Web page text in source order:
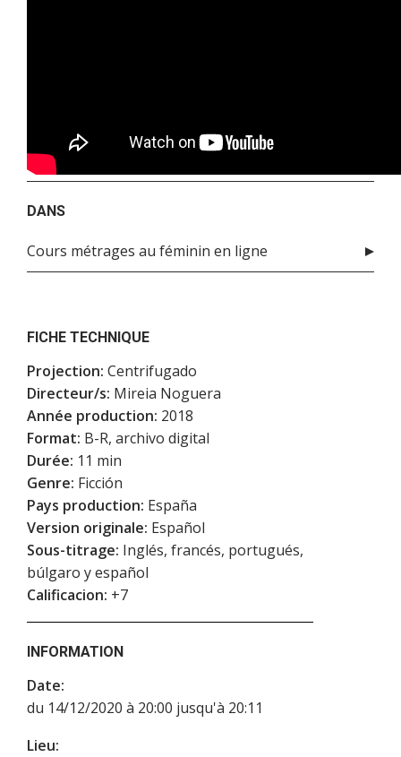
DANS
Cours métrages au féminin en ligne
FICHE TECHNIQUE
Projection: Centrifugado
Directeur/s: Mireia Noguera
Année production: 2018
Format: B-R, archivo digital
Durée: 11 min
Genre: Ficción
Pays production: España
Version originale: Español
Sous-titrage: Inglés, francés, portugués,
búlgaro y español
Calificacion: +7
INFORMATION
Date:
du 14/12/2020 à 20:00 jusqu'à 20:11
Lieu: